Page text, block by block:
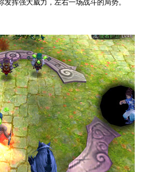
挥强大威力，左右一场战斗的局势。